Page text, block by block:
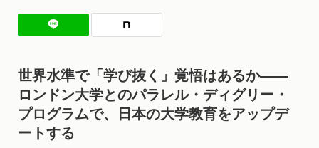
世界水準で「学び抜く」覚悟はあるか――
ロンドン大学とのパラレル・ディグリー・
プログラムで、日本の大学教育をアップデ
ートする